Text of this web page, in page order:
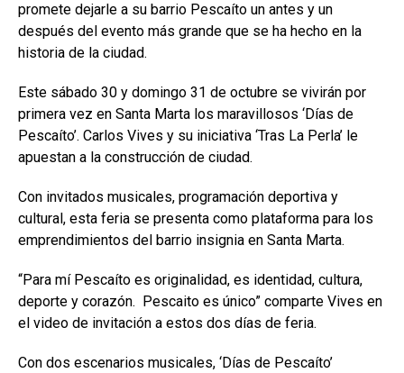
promete dejarle a su barrio Pescaíto un antes y un
después del evento más grande que se ha hecho en la
historia de la ciudad.
Este sábado 30 y domingo 31 de octubre se vivirán por
primera vez en Santa Marta los maravillosos ‘Días de
Pescaíto’. Carlos Vives y su iniciativa ‘Tras La Perla’ le
apuestan a la construcción de ciudad.
Con invitados musicales, programación deportiva y
cultural, esta feria se presenta como plataforma para los
emprendimientos del barrio insignia en Santa Marta.
“Para mí Pescaíto es originalidad, es identidad, cultura,
deporte y corazón. Pescaito es único” comparte Vives en
el video de invitación a estos dos días de feria.
Con dos escenarios musicales, ‘Días de Pescaíto’